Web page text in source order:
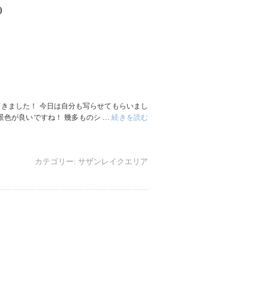
ました！ 今日は自分も写らせてもらいまし
色が良いですね！ 幾多ものシ …続きを読む
カテゴリー: サザンレイクエリア